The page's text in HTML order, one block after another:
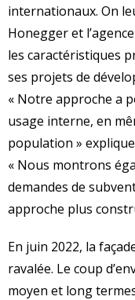
internationaux. On
Honegger et
les caractéristiques
ses projets de
« Notre approche a
usage interne, en
population »
« Nous montrons
demandes de
approche plus
En juin 2022, la
ravalée. Le coup
moyen et long